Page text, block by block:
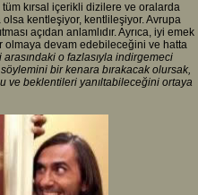
tüm kırsal içerikli dizilere ve oralarda
kentleşiyor, kentlileşiyor. Avrupa
açıdan anlamlıdır. Ayrıca, iyi emek
olmaya devam edebileceğini ve hatta
o fazlasıyla indirgemeci
bir kenara bırakacak olursak,
ve beklentileri yanıltabileceğini ortaya